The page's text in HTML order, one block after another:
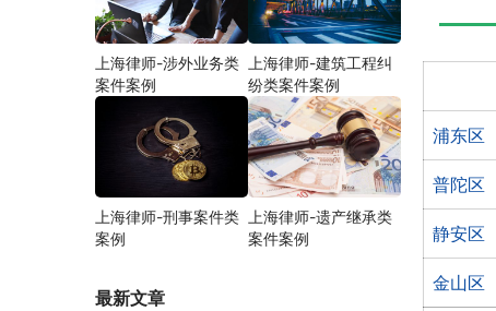
浦东区
普陀区
静安区
金山区
上海律师-涉外业务类
案件案例
上海律师-建筑工程纠
纷类案件案例
上海律师-刑事案件类
案例
上海律师-遗产继承类
案件案例
最新文章